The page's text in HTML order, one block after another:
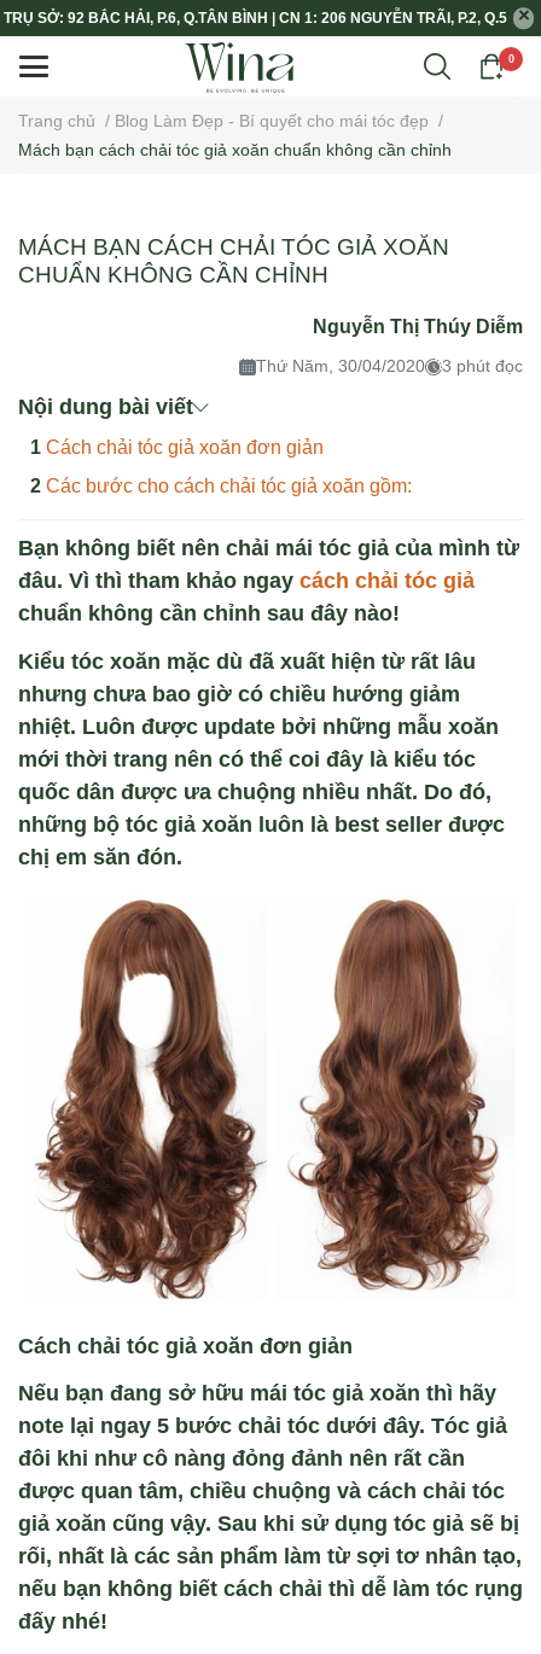
TRỤ SỞ: 92 BẮC HẢI, P.6, Q.TÂN BÌNH | CN 1: 206 NGUYỄN TRÃI, P.2, Q.5
0
Trang chủ / Blog Làm Đẹp - Bí quyết cho mái tóc đẹp /
Mách bạn cách chải tóc giả xoăn chuẩn không cần chỉnh
MÁCH BẠN CÁCH CHẢI TÓC GIẢ XOĂN
CHUẨN KHÔNG CẦN CHỈNH
Nguyễn Thị Thúy Diễm
Thứ Năm, 30/04/2020 3 phút đọc
Nội dung bài viết
Cách chải tóc giả xoăn đơn giản
Các bước cho cách chải tóc giả xoăn gồm:
Bạn không biết nên chải mái tóc giả của mình từ
đâu. Vì thì tham khảo ngay cách chải tóc giả
chuẩn không cần chỉnh sau đây nào!
Kiểu tóc xoăn mặc dù đã xuất hiện từ rất lâu
nhưng chưa bao giờ có chiều hướng giảm
nhiệt. Luôn được update bởi những mẫu xoăn
mới thời trang nên có thể coi đây là kiểu tóc
quốc dân được ưa chuộng nhiều nhất. Do đó,
những bộ tóc giả xoăn luôn là best seller được
chị em săn đón.
Cách chải tóc giả xoăn đơn giản
Nếu bạn đang sở hữu mái tóc giả xoăn thì hãy
note lại ngay 5 bước chải tóc dưới đây. Tóc giả
đôi khi như cô nàng đỏng đảnh nên rất cần
được quan tâm, chiều chuộng và cách chải tóc
giả xoăn cũng vậy. Sau khi sử dụng tóc giả sẽ bị
rối, nhất là các sản phẩm làm từ sợi tơ nhân tạo,
nếu bạn không biết cách chải thì dễ làm tóc rụng
đấy nhé!